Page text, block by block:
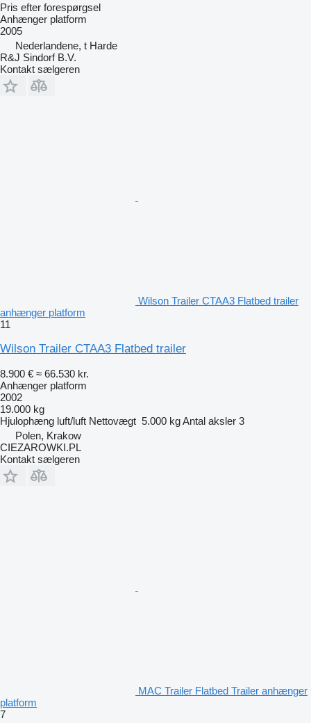
Pris efter forespørgsel
Anhænger platform
2005
Nederlandene, t Harde
R&J Sindorf B.V.
Kontakt sælgeren
Wilson Trailer CTAA3 Flatbed trailer
anhænger platform
11
Wilson Trailer CTAA3 Flatbed trailer
8.900 € ≈ 66.530 kr.
Anhænger platform
2002
19.000 kg
Hjulophæng luft/luft Nettovægt 5.000 kgAntal aksler 3
Polen, Krakow
CIEZAROWKI.PL
Kontakt sælgeren
MAC Trailer Flatbed Trailer anhænger
platform
7